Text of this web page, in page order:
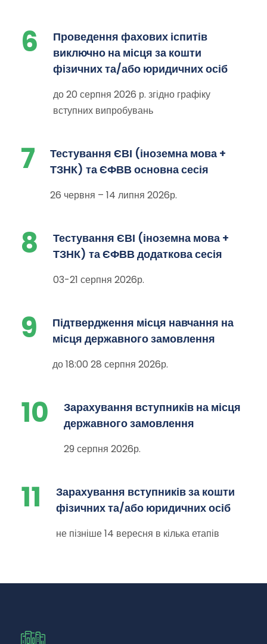
6
Проведення фахових іспитів
виключно на місця за кошти
фізичних та/або юридичних осіб
до 20 серпня 2026 р. згідно графіку
вступних випробувань
7
Тестування ЄВІ (іноземна мова +
ТЗНК) та ЄФВВ основна сесія
26 червня – 14 липня 2026р.
8
Тестування ЄВІ (іноземна мова +
ТЗНК) та ЄФВВ додаткова сесія
03-21 серпня 2026р.
9
Підтвердження місця навчання на
місця державного замовлення
до 18:00 28 серпня 2026р.
10
Зарахування вступників на місця
державного замовлення
29 серпня 2026р.
11
Зарахування вступників за кошти
фізичних та/або юридичних осіб
не пізніше 14 вересня в кілька етапів